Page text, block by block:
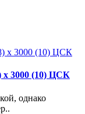
х 3000 (10) ЦСК
однако